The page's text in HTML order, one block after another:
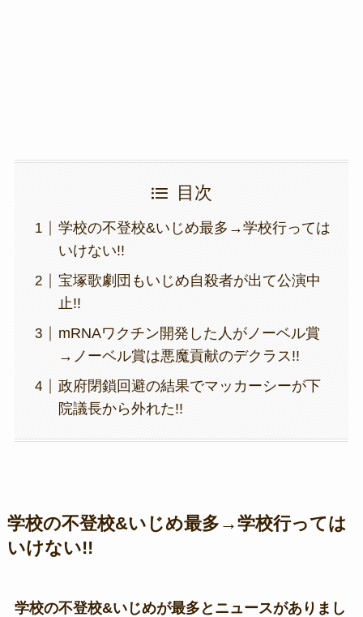
目次
学校の不登校&いじめ最多→学校行っては
いけない!!
宝塚歌劇団もいじめ自殺者が出て公演中
止!!
mRNAワクチン開発した人がノーベル賞
→ノーベル賞は悪魔貢献のデクラス!!
政府閉鎖回避の結果でマッカーシーが下
院議長から外れた!!
学校の不登校&いじめ最多→学校行っては
いけない!!
学校の不登校&いじめが最多とニュースがありまし